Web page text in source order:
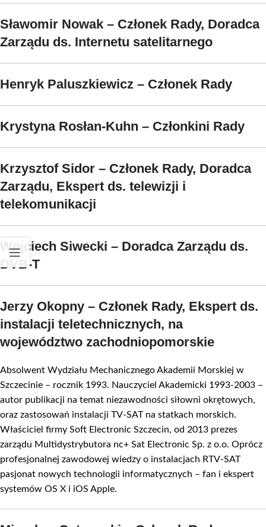
Sławomir Nowak – Członek Rady, Doradca
Zarządu ds. Internetu satelitarnego
Henryk Paluszkiewicz – Członek Rady
Krystyna Rosłan-Kuhn – Członkini Rady
Krzysztof Sidor – Członek Rady, Doradca
Zarządu, Ekspert ds. telewizji i
telekomunikacji
Wojciech Siwecki – Doradca Zarządu ds.
DVB-T
Jerzy Okopny – Członek Rady, Ekspert ds.
instalacji teletechnicznych, na
województwo zachodniopomorskie
Absolwent Wydziału Mechanicznego Akademii Morskiej w
Szczecinie – rocznik 1993. Nauczyciel Akademicki 1993-2003 –
autor publikacji na temat niezawodności siłowni okrętowych,
oraz zastosowań instalacji TV-SAT na statkach morskich.
Właściciel firmy Soft Electronic Szczecin, od 2013 prezes
zarządu Multidystrybutora nc+ Sat Electronic Sp. z o.o. Oprócz
profesjonalnej zawodowej wiedzy o instalacjach RTV-SAT
pasjonat nowych technologii informatycznych – fan i ekspert
systemów OS X i iOS Apple.